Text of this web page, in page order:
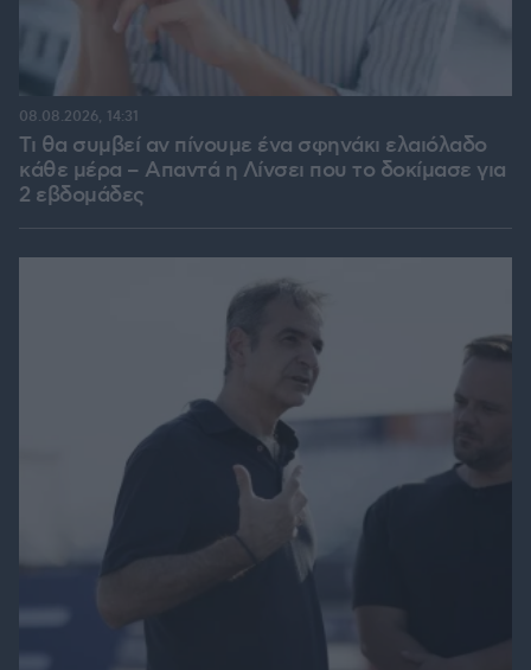
Τι θα συμβεί αν πίνουμε ένα σφηνάκι ελαιόλαδο
κάθε μέρα – Απαντά η Λίνσει που το δοκίμασε για
2 εβδομάδες
08.08.2026, 14:31